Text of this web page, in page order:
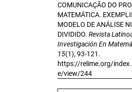
COMUNICAÇÃO DO
MATEMÁTICA.
MODELO DE ANÁLISE
DIVIDIDO. Revista
Investigación En
15(1), 93-121.
https://relime.org/
e/view/244